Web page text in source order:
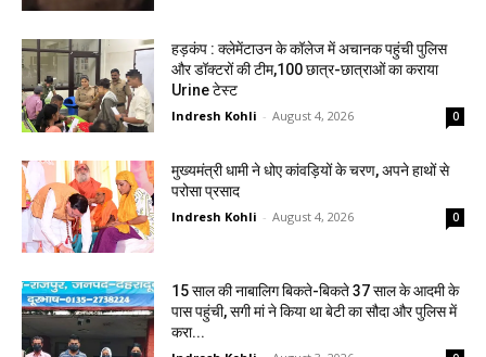
हड़कंप : क्लेमेंटाउन के कॉलेज में अचानक पहुंची पुलिस
और डॉक्टरों की टीम,100 छात्र-छात्राओं का कराया
Urine टेस्ट
Indresh Kohli - August 4, 2026 0
मुख्यमंत्री धामी ने धोए कांवड़ियों के चरण, अपने हाथों से
परोसा प्रसाद
Indresh Kohli - August 4, 2026 0
15 साल की नाबालिग बिकते-बिकते 37 साल के आदमी के
पास पहुंची, सगी मां ने किया था बेटी का सौदा और पुलिस में
करा...